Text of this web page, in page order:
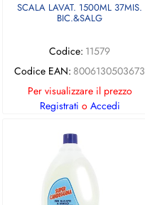
SCALA LAVAT. 1500ML 37MIS.
BIC.&SALG
Codice: 11579
Codice EAN: 8006130503673
Per visualizzare il prezzo
Registrati o Accedi